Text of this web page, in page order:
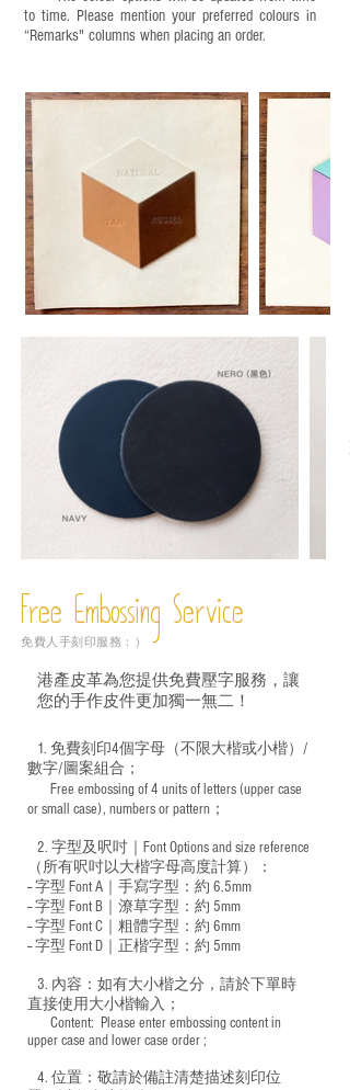
to time. Please mention your preferred colours in
“Remarks" columns when placing an order.
Free Embossing Service
免費人手刻印服務：）
港產皮革為您提供免費壓字服務，讓
您的手作皮件更加獨一無二！
1. 免費刻印4個字母（不限大楷或小楷）/
數字/圖案組合；
Free embossing of 4 units of letters (upper case
or small case), numbers or pattern；
2. 字型及呎吋｜ Font Options and size reference
（所有呎吋以大楷字母高度計算）：
-- 字型 Font A｜手寫字型：約 6.5mm
-- 字型 Font B｜潦草字型： 約 5mm
-- 字型 Font C｜粗體字型：約 6mm
-- 字型 Font D｜正楷字型： 約 5mm
3. 內容：如有大小楷之分，請於下單時
直接使用大小楷輸入；
​ Content: Please enter embossing content in
upper case and lower case order ;
4. 位置：敬請於備註清楚描述刻印位